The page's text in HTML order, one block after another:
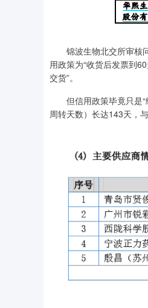
锦波生物北交所审核问
用政策为“收货后发票到
交货”。
但信用政策毕竟只是“
周转天数）长达143天，